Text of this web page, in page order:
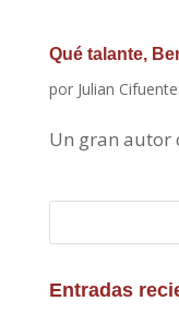
Qué talante,
por Julian
Un gran autor
Entradas